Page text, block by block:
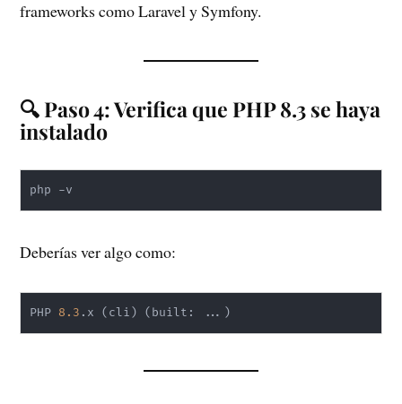
frameworks como Laravel y Symfony.
🔍 Paso 4: Verifica que PHP 8.3 se haya
instalado
php -v
Deberías ver algo como:
PHP 8.3 .x ( cli ) ( built: ... )